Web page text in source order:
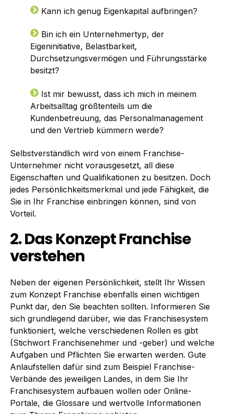
Kann ich genug Eigenkapital aufbringen?
Bin ich ein Unternehmertyp, der
Eigeninitiative, Belastbarkeit,
Durchsetzungsvermögen und Führungsstärke
besitzt?
Ist mir bewusst, dass ich mich in meinem
Arbeitsalltag größtenteils um die
Kundenbetreuung, das Personalmanagement
und den Vertrieb kümmern werde?
Selbstverständlich wird von einem Franchise-
Unternehmer nicht vorausgesetzt, all diese
Eigenschaften und Qualifikationen zu besitzen. Doch
jedes Persönlichkeitsmerkmal und jede Fähigkeit, die
Sie in Ihr Franchise einbringen können, sind von
Vorteil.
2. Das Konzept Franchise
verstehen
Neben der eigenen Persönlichkeit, stellt Ihr Wissen
zum Konzept Franchise ebenfalls einen wichtigen
Punkt dar, den Sie beachten sollten. Informieren Sie
sich grundlegend darüber, wie das Franchisesystem
funktioniert, welche verschiedenen Rollen es gibt
(Stichwort Franchisenehmer und -geber) und welche
Aufgaben und Pflichten Sie erwarten werden. Gute
Anlaufstellen dafür sind zum Beispiel Franchise-
Verbände des jeweiligen Landes, in dem Sie Ihr
Franchisesystem aufbauen wollen oder Online-
Portale, die Glossare und wertvolle Informationen